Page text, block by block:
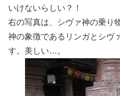
いけないらしい？！
右の写真は、シヴァ神の乗り
神の象徴であるリンガとシヴ
す。美しい…。